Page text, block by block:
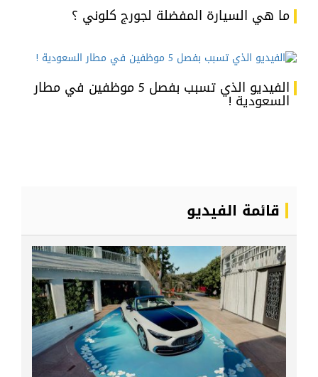
ما هي السيارة المفضلة لجورج كلوني ؟
الفيديو الذي تسبب بفصل 5 موظفين في مطار
السعودية !
قائمة الفيديو